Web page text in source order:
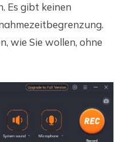
Es gibt keinen
wie Sie wollen, ohne